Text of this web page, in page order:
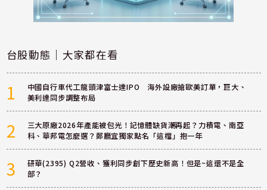
台股動態｜大家都在看
1
中國自行車代工龍頭津富士達IPO 海外設廠搶歐美訂單，巨大、
美利達同步調整布局
2
三大原廠2026年產能被包光！記憶體缺貨潮再起？力積電、南亞
科、華邦電怎麼選？鄭廳宜獨家點名「這檔」抱一年
3
研華(2395) Q2營收、獲利同步創下歷史新高！但是~這還不是全
部？